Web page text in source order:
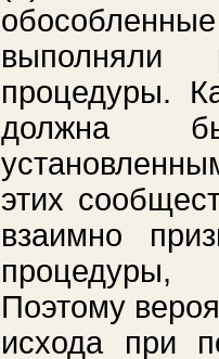
выполняли
процедуры.
должна
этих
взаимно
процедуры,
Поэтому
исхода при